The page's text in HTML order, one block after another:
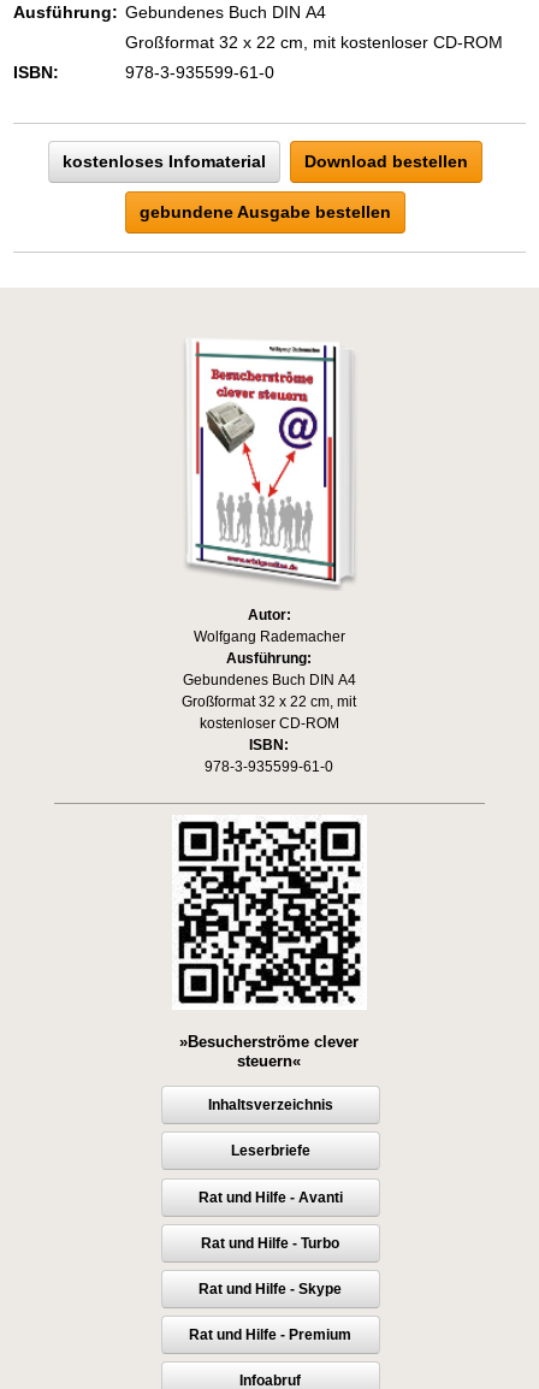
Ausführung: Gebundenes Buch DIN A4
Großformat 32 x 22 cm, mit kostenloser CD-ROM
ISBN:
978-3-935599-61-0
kostenloses Infomaterial Download bestellen
gebundene Ausgabe bestellen
Autor:
Wolfgang Rademacher
Ausführung:
Gebundenes Buch DIN A4
Großformat 32 x 22 cm, mit
kostenloser CD-ROM
ISBN:
978-3-935599-61-0
»Besucherströme clever
steuern«
Inhaltsverzeichnis
Leserbriefe
Rat und Hilfe - Avanti
Rat und Hilfe - Turbo
Rat und Hilfe - Skype
Rat und Hilfe - Premium
Infoabruf